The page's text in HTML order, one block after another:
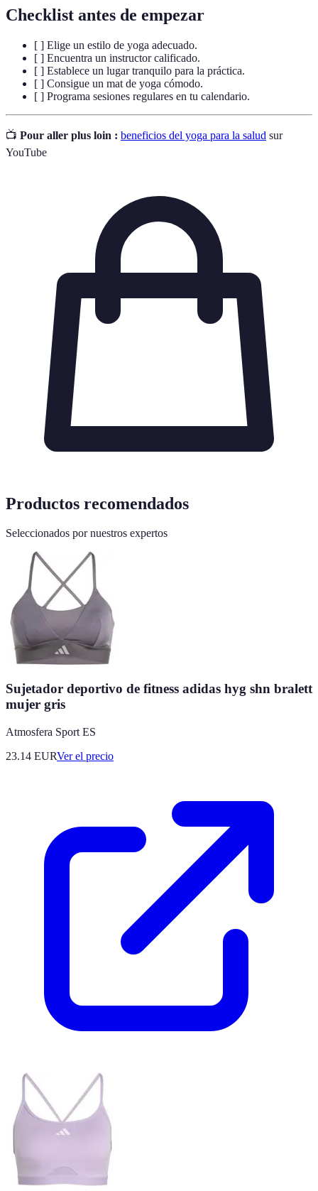
Checklist antes de empezar
[ ] Elige un estilo de yoga adecuado.
[ ] Encuentra un instructor calificado.
[ ] Establece un lugar tranquilo para la práctica.
[ ] Consigue un mat de yoga cómodo.
[ ] Programa sesiones regulares en tu calendario.
📺 Pour aller plus loin : beneficios del yoga para la salud sur
YouTube
Productos recomendados
Seleccionados por nuestros expertos
Sujetador deportivo de fitness adidas hyg shn bralett
mujer gris
Atmosfera Sport ES
23.14 EURVer el precio